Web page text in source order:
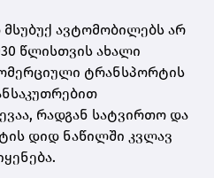
ავტომობილებს არ
წლისთვის ახალი
ტრანსპორტის
რადგან სატვირთო და
დიდ ნაწილში კვლავ